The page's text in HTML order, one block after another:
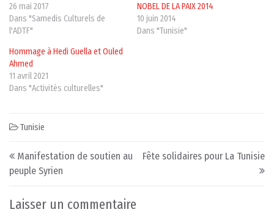
26 mai 2017
Dans "Samedis Culturels de
l'ADTF"
NOBEL DE LA PAIX 2014
10 juin 2014
Dans "Tunisie"
Hommage à Hedi Guella et Ouled
Ahmed
11 avril 2021
Dans "Activités culturelles"
Tunisie
Post navigation
Manifestation de soutien au
peuple Syrien
Fête solidaires pour La Tunisie
Laisser un commentaire